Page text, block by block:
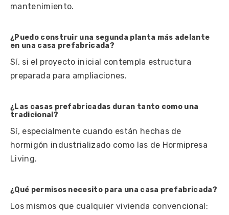
mantenimiento.
¿Puedo construir una segunda planta más adelante
en una casa prefabricada?
Sí, si el proyecto inicial contempla estructura
preparada para ampliaciones.
¿Las casas prefabricadas duran tanto como una
tradicional?
Sí, especialmente cuando están hechas de
hormigón industrializado como las de Hormipresa
Living.
¿Qué permisos necesito para una casa prefabricada?
Los mismos que cualquier vivienda convencional: